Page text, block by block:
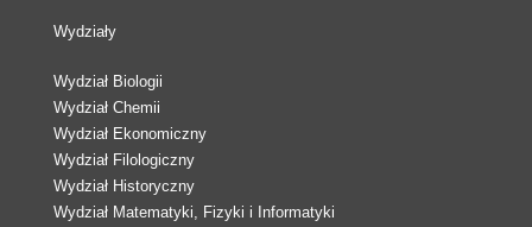
Wydziały
Wydział Biologii
Wydział Chemii
Wydział Ekonomiczny
Wydział Filologiczny
Wydział Historyczny
Wydział Matematyki, Fizyki i Informatyki